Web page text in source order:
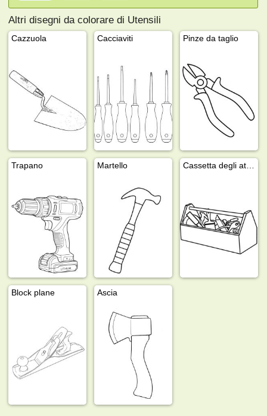
Altri disegni da colorare di Utensili
Cazzuola Cacciaviti Pinze da taglio
Trapano Martello
Block plane Ascia